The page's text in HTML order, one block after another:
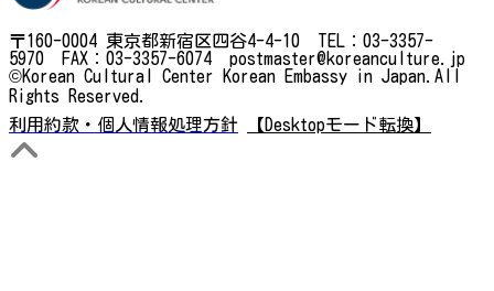
〒160-0004 東京都新宿区四谷4-4-10 TEL：03-3357-
5970 FAX：03-3357-6074 postmaster@koreanculture.jp
©Korean Cultural Center Korean Embassy in Japan.All
Rights Reserved.
利用約款・個人情報処理方針
【Desktopモード転換】